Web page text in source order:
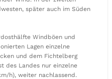
später auch im Süden
Windböen und
Lagen einzelne
und dem Fichtelberg
des Landes nur einzelne
h), weiter nachlassend.